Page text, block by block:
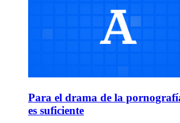
Para el drama de la
es suficiente